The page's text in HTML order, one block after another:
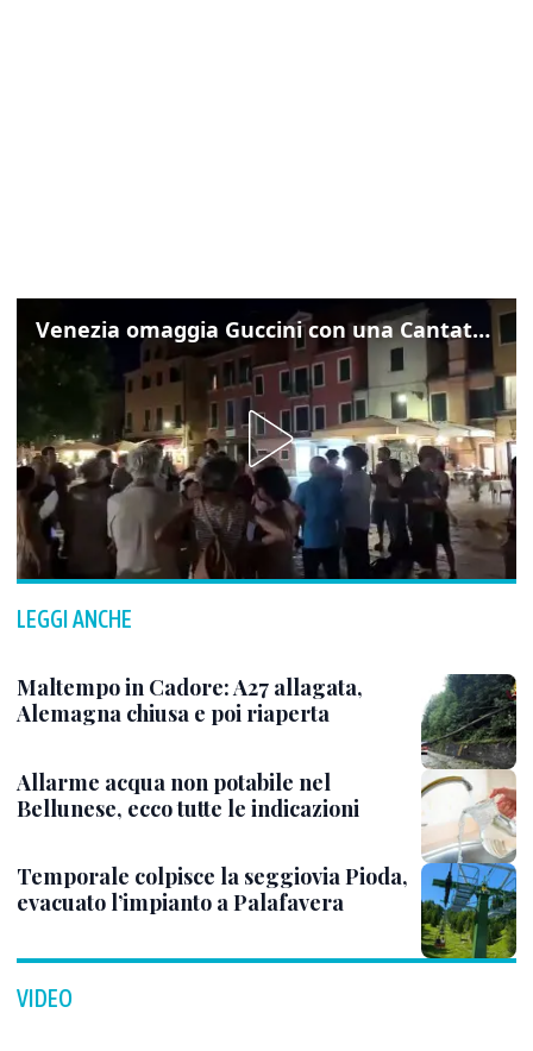
Venezia omaggia Guccini con una Cantata Anarchica in campo Santa Margherita
LEGGI ANCHE
Maltempo in Cadore: A27 allagata,
Alemagna chiusa e poi riaperta
Allarme acqua non potabile nel
Bellunese, ecco tutte le indicazioni
Temporale colpisce la seggiovia Pioda,
evacuato l’impianto a Palafavera
VIDEO